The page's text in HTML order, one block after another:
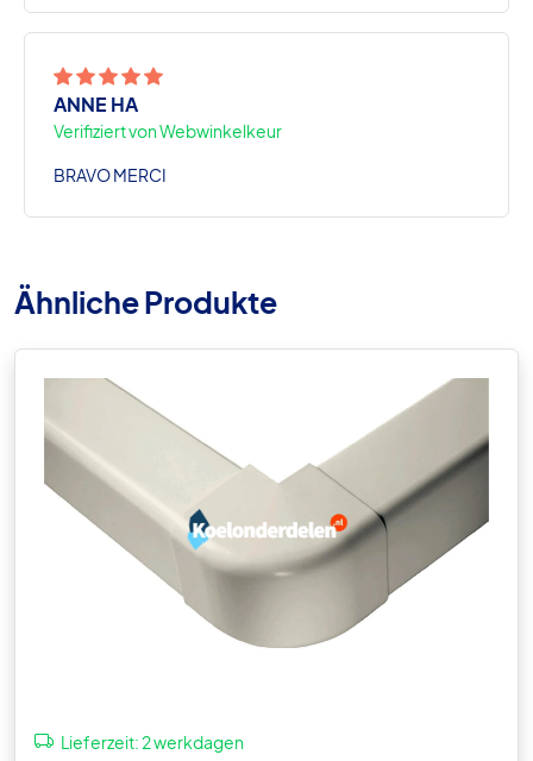
ANNE HA
Verifiziert von Webwinkelkeur
BRAVO MERCI
Ähnliche Produkte
Lieferzeit:2 werkdagen